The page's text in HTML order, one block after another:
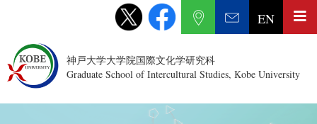
神戸大学大学院国際文化学研究科
Graduate School of Intercultural Studies, Kobe University
EN